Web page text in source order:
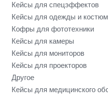
Кейсы для спецэффектов
Кейсы для одежды и
Кофры для фототехники
Кейсы для камеры
Кейсы для мониторов
Кейсы для проекторов
Другое
Кейсы для медицинского